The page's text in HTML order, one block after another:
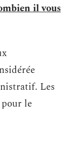
il vous
Les
le